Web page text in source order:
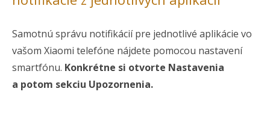
Samotnú správu notifikácií pre jednotlivé aplikácie vo
vašom Xiaomi telefóne nájdete pomocou nastavení
smartfónu. Konkrétne si otvorte Nastavenia
a potom sekciu Upozornenia.